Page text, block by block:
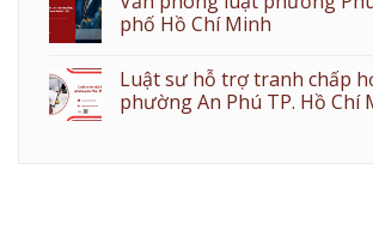
phố Hồ Chí Minh
Luật sư hỗ trợ tranh chấp
phường An Phú TP. Hồ Chí